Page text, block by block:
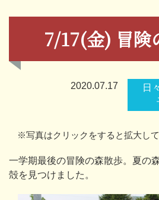
7/17(金) 冒険
2020.07.17
日
※写真はクリックをすると拡大し
一学期最後の冒険の森散歩。夏の
殻を見つけました。